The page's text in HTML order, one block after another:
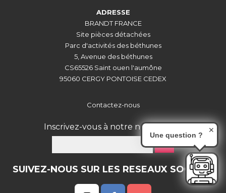
ADRESSE
BRANDT FRANCE
Site pièces détachées
Parc d'activités des béthunes
5, Avenue des béthunes
CS65526 Saint ouen l'aumône
95060 CERGY PONTOISE CEDEX
Contactez-nous
Inscrivez-vous à notre newsletter :
OK
SUIVEZ-NOUS SUR LES RESEAUX SOCIAUX
Une question ?
✕